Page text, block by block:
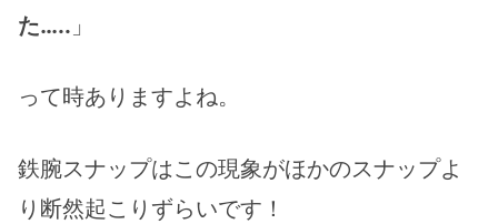
た….. 」
って時ありますよね。
鉄腕スナップはこの現象がほかのスナップよ
り断然起こりずらいです！